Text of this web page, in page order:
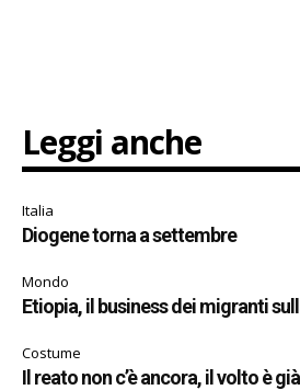
Leggi anche
Italia
Diogene torna a settembre
Mondo
Etiopia, il business dei migranti
Costume
Il reato non c’è ancora, il volto è